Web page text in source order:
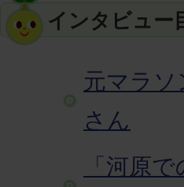
インタビュー
元マラソ
さん
「河原